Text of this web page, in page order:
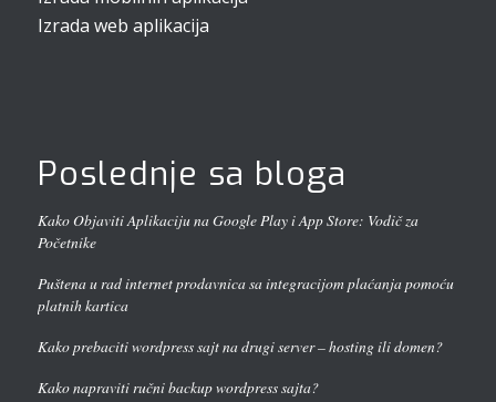
Izrada web aplikacija
Poslednje sa bloga
Kako Objaviti Aplikaciju na Google Play i App Store: Vodič za
Početnike
Puštena u rad internet prodavnica sa integracijom plaćanja pomoću
platnih kartica
Kako prebaciti wordpress sajt na drugi server – hosting ili domen?
Kako napraviti ručni backup wordpress sajta?